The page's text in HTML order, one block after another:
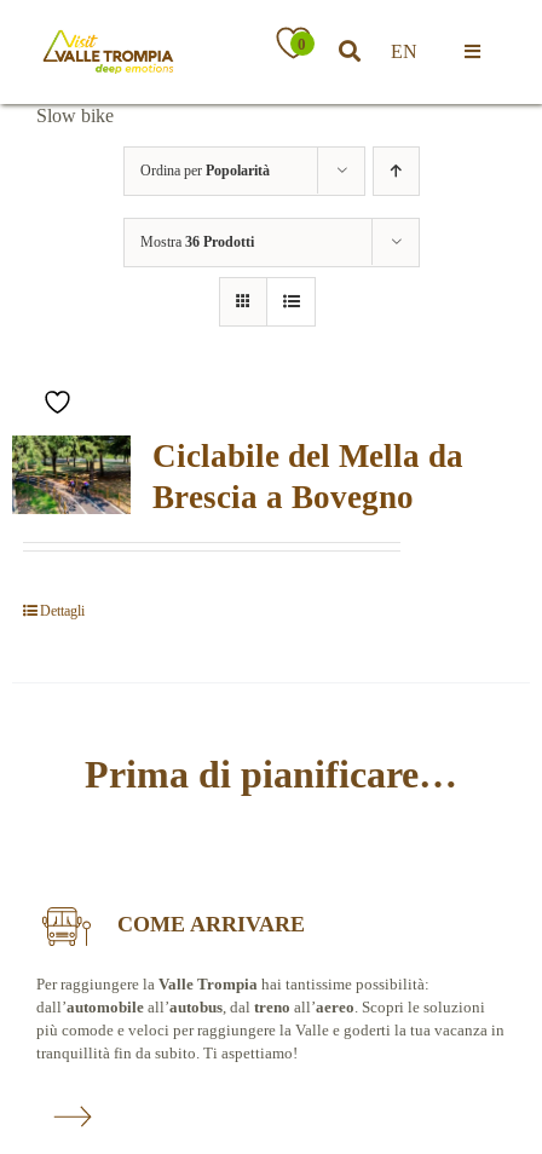
contenuto
0 EN
Toggle
Eventi
Slow bike
Ordina per Popolarità
Mostra 36 Prodotti
Ciclabile del Mella da
Brescia a Bovegno
Dettagli
Prima di pianificare…
COME ARRIVARE
Per raggiungere la Valle Trompiahai tantissime possibilità:
dall’automobileall’autobus, dal treno all’aereo. Scopri le soluzioni
più comode e veloci per raggiungere la Valle e goderti la tua vacanza in
tranquillità fin da subito. Ti aspettiamo!